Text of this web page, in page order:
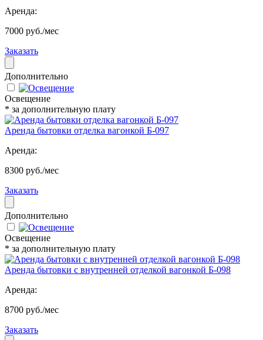
Аренда:
7000 руб./мес
Заказать
Дополнительно
Освещение
* за дополнительную плату
Аренда бытовки отделка вагонкой Б-097
Аренда:
8300 руб./мес
Заказать
Дополнительно
Освещение
* за дополнительную плату
Аренда бытовки с внутренней отделкой вагонкой Б-098
Аренда:
8700 руб./мес
Заказать